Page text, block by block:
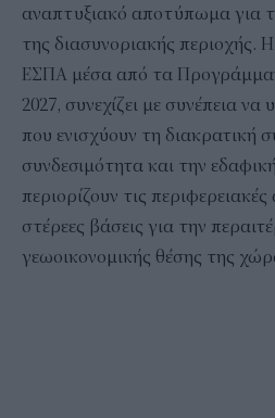
αναπτυξιακό αποτύπωμα για
της διασυνοριακής περιοχής.
ΕΣΠΑ μέσα από τα
2027, συνεχίζει με συνέπεια να
που ενισχύουν τη διακρατική
συνδεσιμότητα και την
περιορίζουν τις
στέρεες βάσεις για την
γεωοικονομικής θέσης της